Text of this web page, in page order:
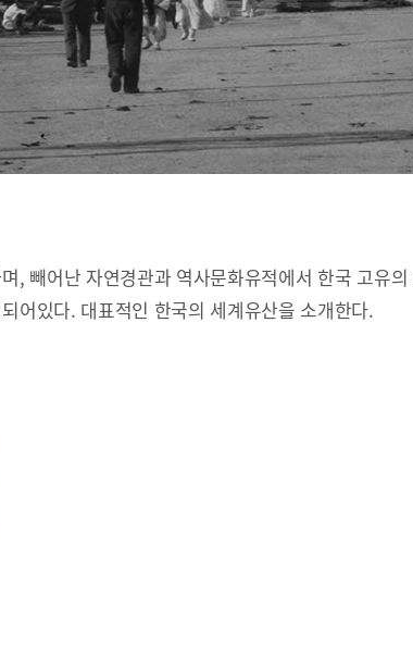
, 빼어난 자연경관과 역사문화유적에서 한국 고유
어있다. 대표적인 한국의 세계유산을 소개한다.